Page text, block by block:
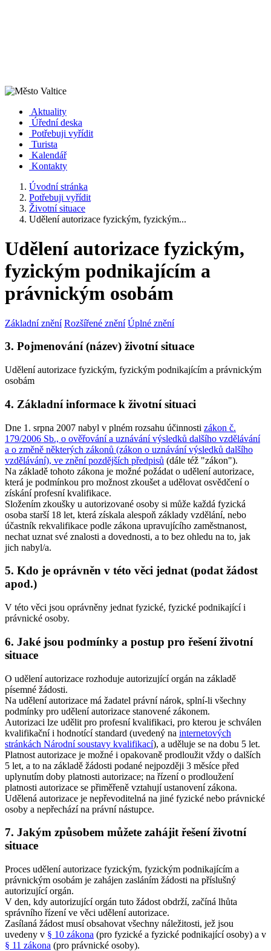
Aktuality
Úřední deska
Potřebuji vyřídit
Turista
Kalendář
Kontakty
Úvodní stránka
Potřebuji vyřídit
Životní situace
Udělení autorizace fyzickým, fyzickým...
Udělení autorizace fyzickým,
fyzickým podnikajícím a
právnickým osobám
Základní znění Rozšířené znění Úplné znění
3. Pojmenování (název) životní situace
Udělení autorizace fyzickým, fyzickým podnikajícím a právnickým
osobám
4. Základní informace k životní situaci
Dne 1. srpna 2007 nabyl v plném rozsahu účinnosti zákon č.
179/2006 Sb., o ověřování a uznávání výsledků dalšího vzdělávání
a o změně některých zákonů (zákon o uznávání výsledků dalšího
vzdělávání), ve znění pozdějších předpisů (dále též "zákon").
Na základě tohoto zákona je možné požádat o udělení autorizace,
která je podmínkou pro možnost zkoušet a udělovat osvědčení o
získání profesní kvalifikace.
Složením zkoušky u autorizované osoby si může každá fyzická
osoba starší 18 let, která získala alespoň základy vzdělání, nebo
účastník rekvalifikace podle zákona upravujícího zaměstnanost,
nechat uznat své znalosti a dovednosti, a to bez ohledu na to, jak
jich nabyl/a.
5. Kdo je oprávněn v této věci jednat (podat žádost
apod.)
V této věci jsou oprávněny jednat fyzické, fyzické podnikající i
právnické osoby.
6. Jaké jsou podmínky a postup pro řešení životní
situace
O udělení autorizace rozhoduje autorizující orgán na základě
písemné žádosti.
Na udělení autorizace má žadatel právní nárok, splní-li všechny
podmínky pro udělení autorizace stanovené zákonem.
Autorizaci lze udělit pro profesní kvalifikaci, pro kterou je schválen
kvalifikační i hodnotící standard (uvedený na internetových
stránkách Národní soustavy kvalifikací), a uděluje se na dobu 5 let.
Platnost autorizace je možné i opakovaně prodloužit vždy o dalších
5 let, a to na základě žádosti podané nejpozději 3 měsíce před
uplynutím doby platnosti autorizace; na řízení o prodloužení
platnosti autorizace se přiměřeně vztahují ustanovení zákona.
Udělená autorizace je nepřevoditelná na jiné fyzické nebo právnické
osoby a nepřechází na právní nástupce.
7. Jakým způsobem můžete zahájit řešení životní
situace
Proces udělení autorizace fyzickým, fyzickým podnikajícím a
právnickým osobám je zahájen zasláním žádosti na příslušný
autorizující orgán.
V den, kdy autorizující orgán tuto žádost obdrží, začíná lhůta
správního řízení ve věci udělení autorizace.
Zasílaná žádost musí obsahovat všechny náležitosti, jež jsou
uvedeny v § 10 zákona (pro fyzické a fyzické podnikající osoby) a v
§ 11 zákona (pro právnické osoby).